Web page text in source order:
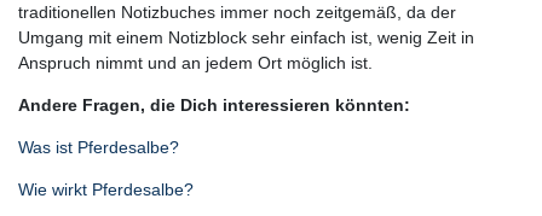
traditionellen Notizbuches immer noch zeitgemäß, da der
Umgang mit einem Notizblock sehr einfach ist, wenig Zeit in
Anspruch nimmt und an jedem Ort möglich ist.
Andere Fragen, die Dich interessieren könnten:
Was ist Pferdesalbe?
Wie wirkt Pferdesalbe?